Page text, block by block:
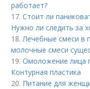
работает?
17.Стоит ли
Нужно ли следить за
18.Лечебные смеси в
молочные смеси
19.Омоложение лица
Контурная пластика
20. Питание для